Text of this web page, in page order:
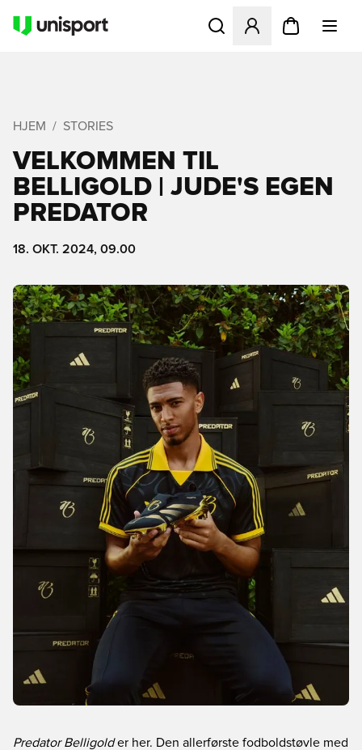
Åbner en Modal til at
HJEM STORIES
VELKOMMEN TIL
BELLIGOLD | JUDE'S EGEN
PREDATOR
18. OKT. 2024, 09.00
Predator Belligolder her. Den allerførste fodboldstøvle med